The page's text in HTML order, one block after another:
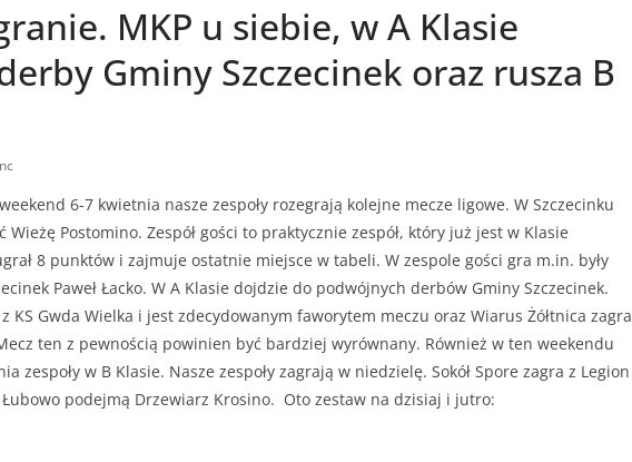
MKP u siebie, w A Klasie
Gminy Szczecinek oraz rusza B
6-7 kwietnia nasze zespoły rozegrają kolejne mecze ligowe. W Szczecinku
Wieżę Postomino. Zespół gości to praktycznie zespół, który już jest w Klasie
8 punktów i zajmuje ostatnie miejsce w tabeli. W zespole gości gra m.in. były
Paweł Łacko. W A Klasie dojdzie do podwójnych derbów Gminy Szczecinek.
KS Gwda Wielka i jest zdecydowanym faworytem meczu oraz Wiarus Żółtnica zagra
ten z pewnością powinien być bardziej wyrównany. Również w ten weekendu
zespoły w B Klasie. Nasze zespoły zagrają w niedzielę. Sokół Spore zagra z Legion
Łubowo podejmą Drzewiarz Krosino. Oto zestaw na dzisiaj i jutro: